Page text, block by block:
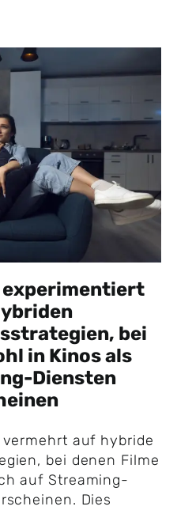
experimentiert
bei
in Kinos als
Diensten
auf hybride
bei denen Filme
auf Streaming-
Dies